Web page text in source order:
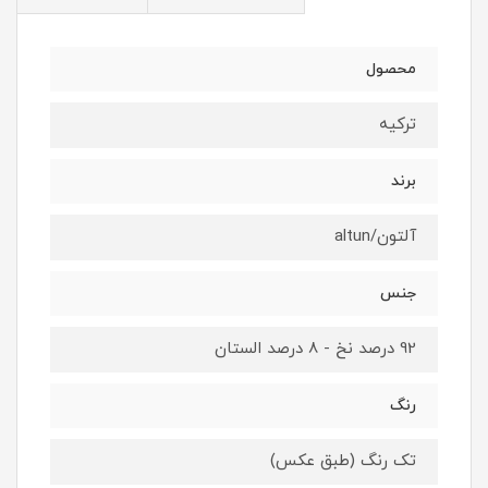
محصول
ترکیه
برند
آلتون/altun
جنس
92 درصد نخ - 8 درصد الستان
رنگ
تک رنگ (طبق عکس)